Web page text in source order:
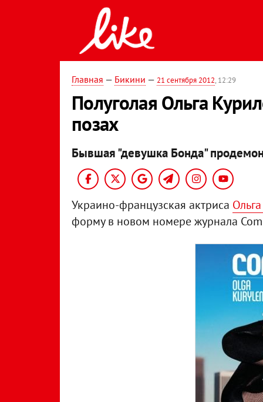
Главная — Бикини — 21 сентября 2012, 12:29
Полуголая Ольга
позах
Бывшая "девушка Бонда"
Украино-французская актриса
форму в новом номере журнала